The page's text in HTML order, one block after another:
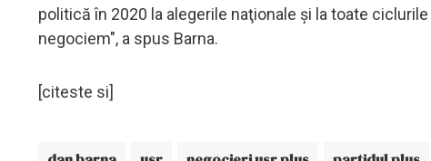
politică în 2020 la alegerile naţionale şi la toate
negociem", a spus Barna.
[citeste si]